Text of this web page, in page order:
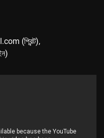
(প্রিন্ট),